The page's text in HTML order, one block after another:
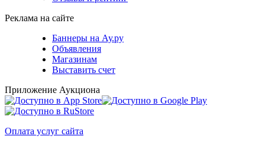
Реклама на сайте
Баннеры на Ау.ру
Объявления
Магазинам
Выставить счет
Приложение Аукциона
Оплата услуг сайта